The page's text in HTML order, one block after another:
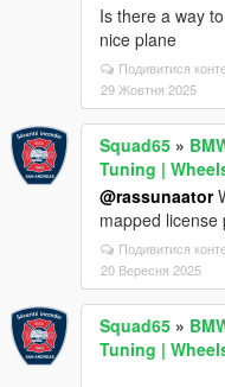
Is there a way
nice plane
Подивитися
29 Жовтня 2025
Squad65 »
Tuning |
@rassunaator
mapped license
Подивитися
20 Вересня 2025
Squad65 »
Tuning |